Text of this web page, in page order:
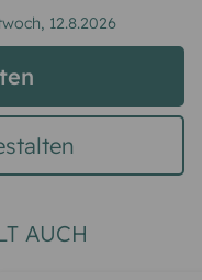
12.8.2026
AUCH